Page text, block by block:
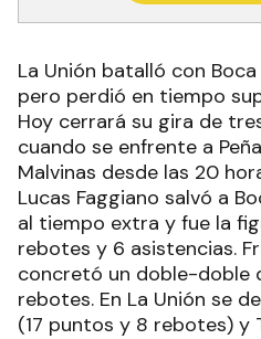
La Unión batalló con
pero perdió en tiempo
Hoy cerrará su gira de
cuando se enfrente a
Malvinas desde las 20
Lucas Faggiano salvó a
al tiempo extra y fue la
rebotes y 6 asistencias.
concretó un doble-doble
rebotes. En La Unión se
(17 puntos y 8 rebotes) y